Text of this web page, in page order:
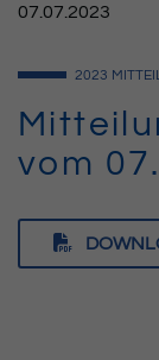
07.07.2023
2023
vom